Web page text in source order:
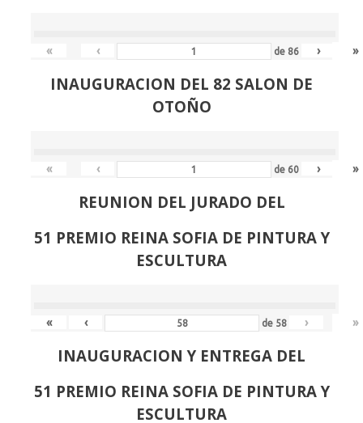
« ‹ de 86 › »
INAUGURACION DEL 82 SALON DE
OTOÑO
« ‹ de 60 › »
REUNION DEL JURADO DEL
51 PREMIO REINA SOFIA DE PINTURA Y
ESCULTURA
« ‹ de 58 › »
INAUGURACION Y ENTREGA DEL
51 PREMIO REINA SOFIA DE PINTURA Y
ESCULTURA